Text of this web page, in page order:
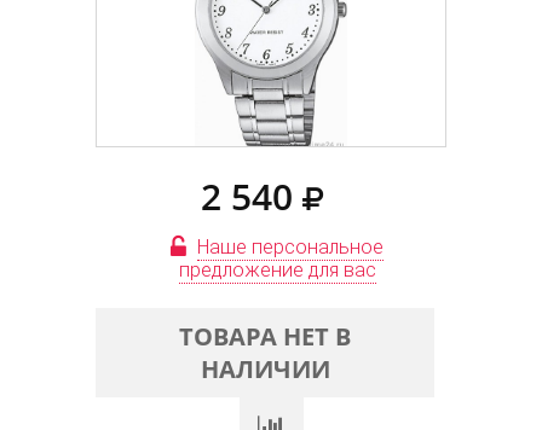
2 540
Наше персональное
предложение для вас
ТОВАРА НЕТ В
НАЛИЧИИ